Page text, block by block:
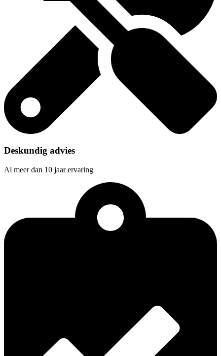
Deskundig advies
Al meer dan 10 jaar ervaring